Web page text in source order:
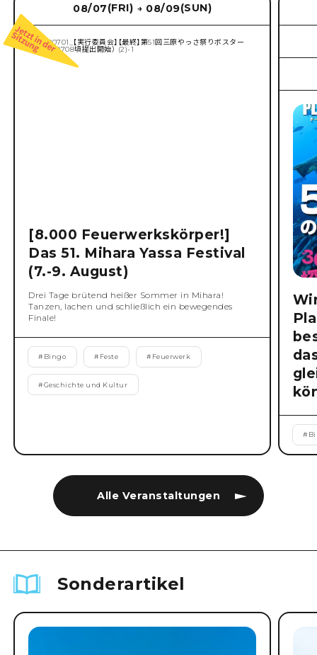
Alle Veranstaltungen
08/07(FRI) → 08/09(SUN)
[8.000 Feuerwerkskörper!]
Das 51. Mihara Yassa Festival
(7.-9. August)
Drei Tage brütend heißer Sommer in Mihara!
Tanzen, lachen und schließlich ein bewegendes
Finale!
# Bingo # Feste # Feuerwerk
#Geschichte und Kultur
#
Sonderartikel